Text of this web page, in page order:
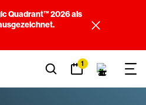
Quadrant™ 2026 als
1